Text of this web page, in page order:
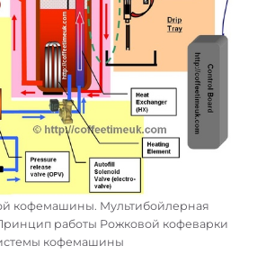
кофемашины. Мультибойлерная
работы Рожковой кофеварки
кофемашины